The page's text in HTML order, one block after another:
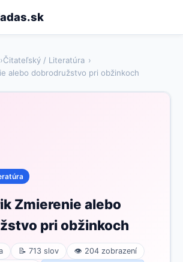
Čitateľský / Literatúra
alebo dobrodružstvo pri obžinkoch
Zmierenie alebo
pri obžinkoch
📝 713 slov
👁 204 zobrazení